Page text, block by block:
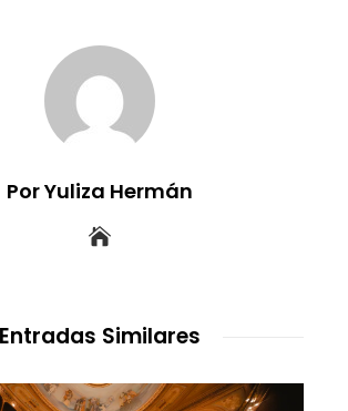
Por Yuliza Hermán
Entradas Similares